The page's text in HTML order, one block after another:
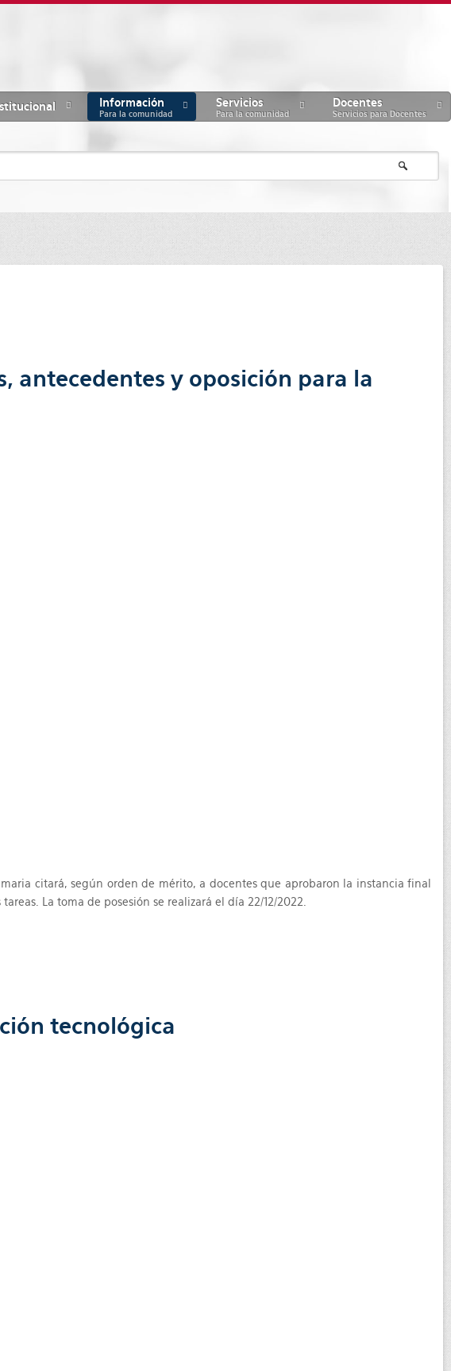
Información
Para la comunidad
Servicios
Para la comunidad
Docentes
Servicios para Docentes
antecedentes y oposición para la
citará, según orden de mérito, a docentes que aprobaron la instancia final
La toma de posesión se realizará el día 22/12/2022.
tecnológica